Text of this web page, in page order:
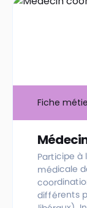
Fiche
Participe à
médicale
différents